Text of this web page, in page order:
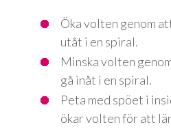
Öka volten genom
utåt i en spiral.
Minska volten
gå inåt i en spiral.
Peta med spöet i
ökar volten för att